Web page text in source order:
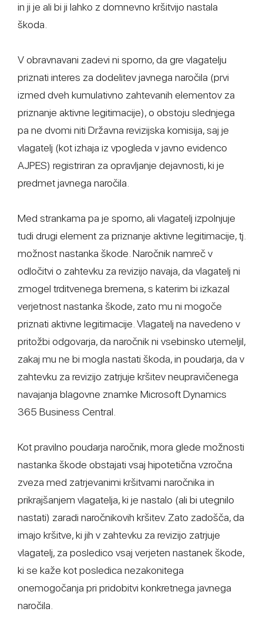
in ji je ali bi ji lahko z domnevno kršitvijo nastala
škoda.
V obravnavani zadevi ni sporno, da gre vlagatelju
priznati interes za dodelitev javnega naročila (prvi
izmed dveh kumulativno zahtevanih elementov za
priznanje aktivne legitimacije), o obstoju slednjega
pa ne dvomi niti Državna revizijska komisija, saj je
vlagatelj (kot izhaja iz vpogleda v javno evidenco
AJPES) registriran za opravljanje dejavnosti, ki je
predmet javnega naročila.
Med strankama pa je sporno, ali vlagatelj izpolnjuje
tudi drugi element za priznanje aktivne legitimacije, tj.
možnost nastanka škode. Naročnik namreč v
odločitvi o zahtevku za revizijo navaja, da vlagatelj ni
zmogel trditvenega bremena, s katerim bi izkazal
verjetnost nastanka škode, zato mu ni mogoče
priznati aktivne legitimacije. Vlagatelj na navedeno v
pritožbi odgovarja, da naročnik ni vsebinsko utemeljil,
zakaj mu ne bi mogla nastati škoda, in poudarja, da v
zahtevku za revizijo zatrjuje kršitev neupravičenega
navajanja blagovne znamke Microsoft Dynamics
365 Business Central.
Kot pravilno poudarja naročnik, mora glede možnosti
nastanka škode obstajati vsaj hipotetična vzročna
zveza med zatrjevanimi kršitvami naročnika in
prikrajšanjem vlagatelja, ki je nastalo (ali bi utegnilo
nastati) zaradi naročnikovih kršitev. Zato zadošča, da
imajo kršitve, ki jih v zahtevku za revizijo zatrjuje
vlagatelj, za posledico vsaj verjeten nastanek škode,
ki se kaže kot posledica nezakonitega
onemogočanja pri pridobitvi konkretnega javnega
naročila.